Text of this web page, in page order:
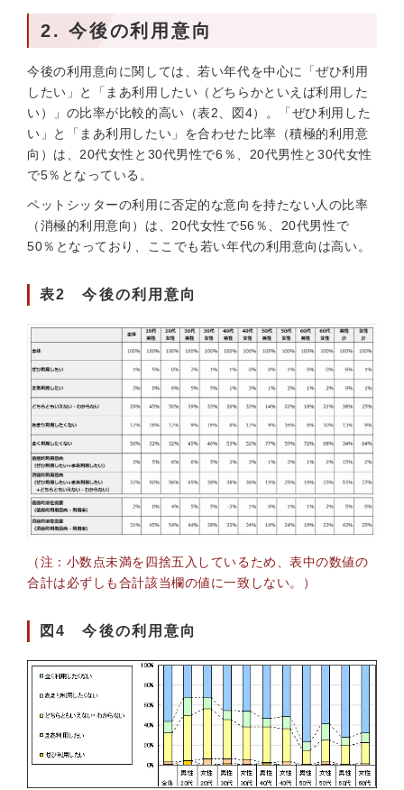
2. 今後の利用意向
今後の利用意向に関しては、若い年代を中心に「ぜひ利用
したい」と「まあ利用したい（どちらかといえば利用した
い）」の比率が比較的高い（表2、図4）。「ぜひ利用した
い」と「まあ利用したい」を合わせた比率（積極的利用意
向）は、20代女性と30代男性で6％、20代男性と30代女性
で5％となっている。
ペットシッターの利用に否定的な意向を持たない人の比率
（消極的利用意向）は、20代女性で56％、20代男性で
50％となっており、ここでも若い年代の利用意向は高い。
表2 今後の利用意向
（注：小数点未満を四捨五入しているため、表中の数値の
合計は必ずしも合計該当欄の値に一致しない。）
図4 今後の利用意向